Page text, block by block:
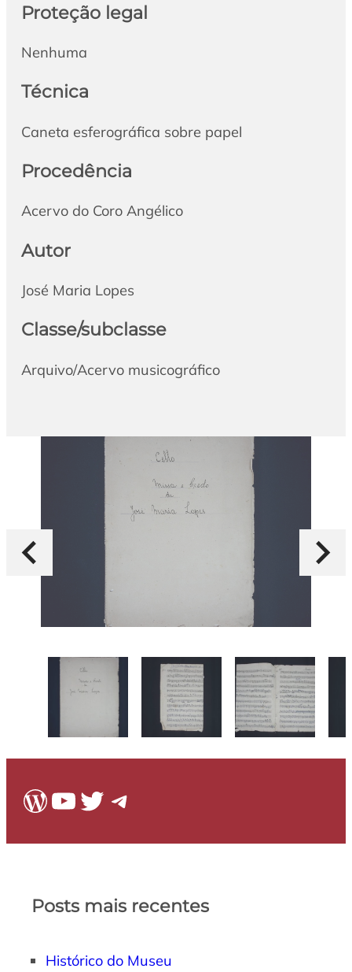
Proteção legal
Nenhuma
Técnica
Caneta esferográfica sobre papel
Procedência
Acervo do Coro Angélico
Autor
José Maria Lopes
Classe/subclasse
Arquivo/Acervo musicográfico
WordPress
Youtube
Twitter
Telegram
Posts mais recentes
Histórico do Museu